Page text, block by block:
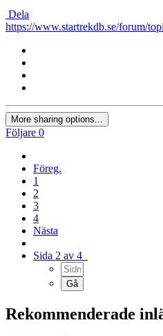
Dela
https://www.startrekdb.se/forum/
More sharing options...
Följare 0
Föreg.
1
2
3
4
Nästa
Sida 2 av 4
Rekommenderade